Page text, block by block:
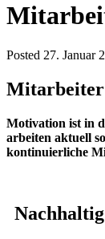
Posted 27. Januar
Mitarbeiter
Motivation ist in
arbeiten aktuell
kontinuierliche